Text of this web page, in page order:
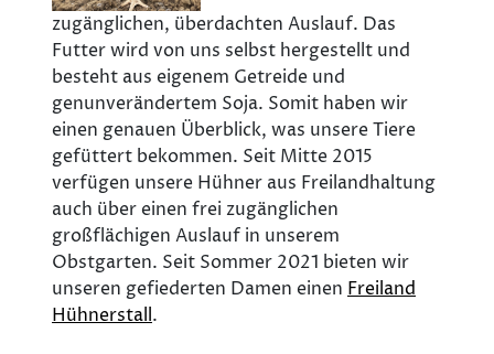
zugänglichen, überdachten Auslauf. Das
Futter wird von uns selbst hergestellt und
besteht aus eigenem Getreide und
genunverändertem Soja. Somit haben wir
einen genauen Überblick, was unsere Tiere
gefüttert bekommen. Seit Mitte 2015
verfügen unsere Hühner aus Freilandhaltung
auch über einen frei zugänglichen
großflächigen Auslauf in unserem
Obstgarten. Seit Sommer 2021 bieten wir
unseren gefiederten Damen einen Freiland
Hühnerstall.